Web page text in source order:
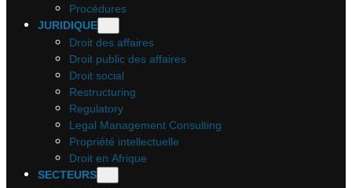
Procédures
JURIDIQUE
Droit des affaires
Droit public des affaires
Droit social
Restructuring
Regulatory
Legal Management Consulting
Propriété intellectuelle
Droit en Afrique
SECTEURS